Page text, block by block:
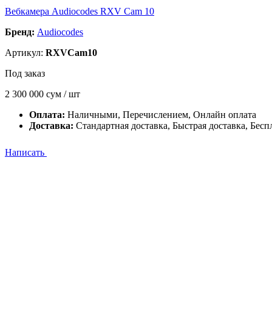
Вебкамера Audiocodes RXV Cam 10
Бренд: Audiocodes
Артикул: RXVCam10
Под заказ
2 300 000 сум / шт
Оплата: Наличными, Перечислением, Онлайн оплата
Доставка: Стандартная доставка, Быстрая доставка,
Написать